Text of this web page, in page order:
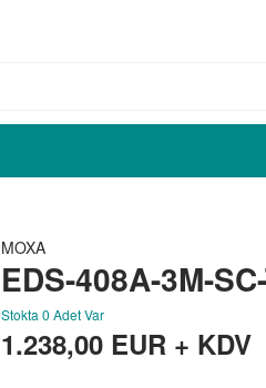
MOXA
EDS-408A-3M-
Stokta 0 Adet Var
1.238,00 EUR + KDV